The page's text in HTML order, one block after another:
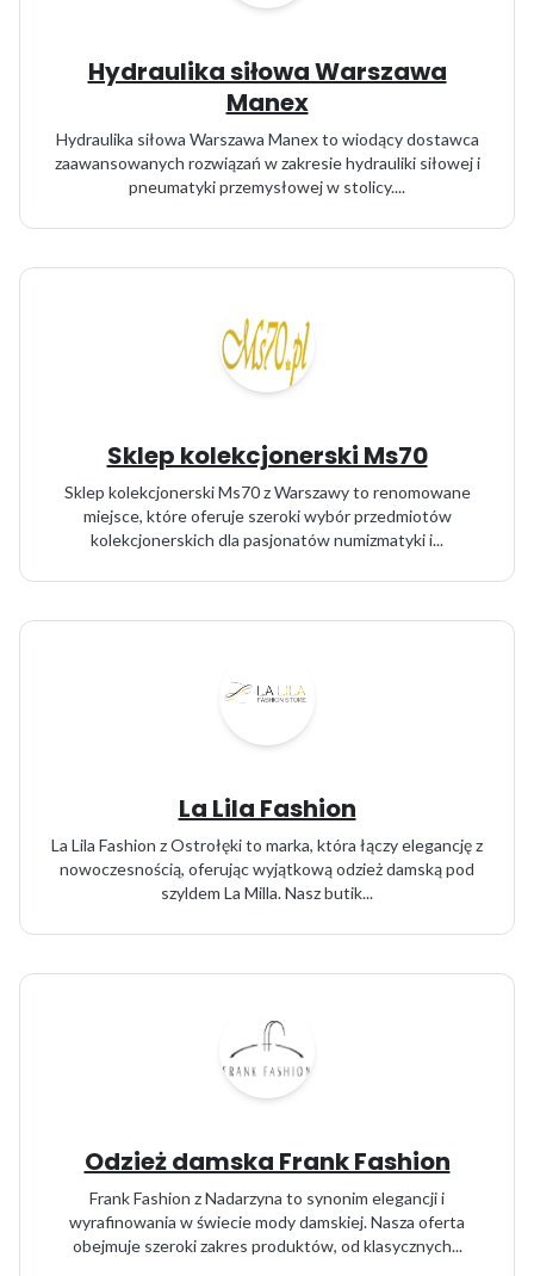
Hydraulika siłowa Warszawa
Manex
Hydraulika siłowa Warszawa Manex to wiodący dostawca
zaawansowanych rozwiązań w zakresie hydrauliki siłowej i
pneumatyki przemysłowej w stolicy....
Sklep kolekcjonerski Ms70
Sklep kolekcjonerski Ms70 z Warszawy to renomowane
miejsce, które oferuje szeroki wybór przedmiotów
kolekcjonerskich dla pasjonatów numizmatyki i...
La Lila Fashion
La Lila Fashion z Ostrołęki to marka, która łączy elegancję z
nowoczesnością, oferując wyjątkową odzież damską pod
szyldem La Milla. Nasz butik...
Odzież damska Frank Fashion
Frank Fashion z Nadarzyna to synonim elegancji i
wyrafinowania w świecie mody damskiej. Nasza oferta
obejmuje szeroki zakres produktów, od klasycznych...